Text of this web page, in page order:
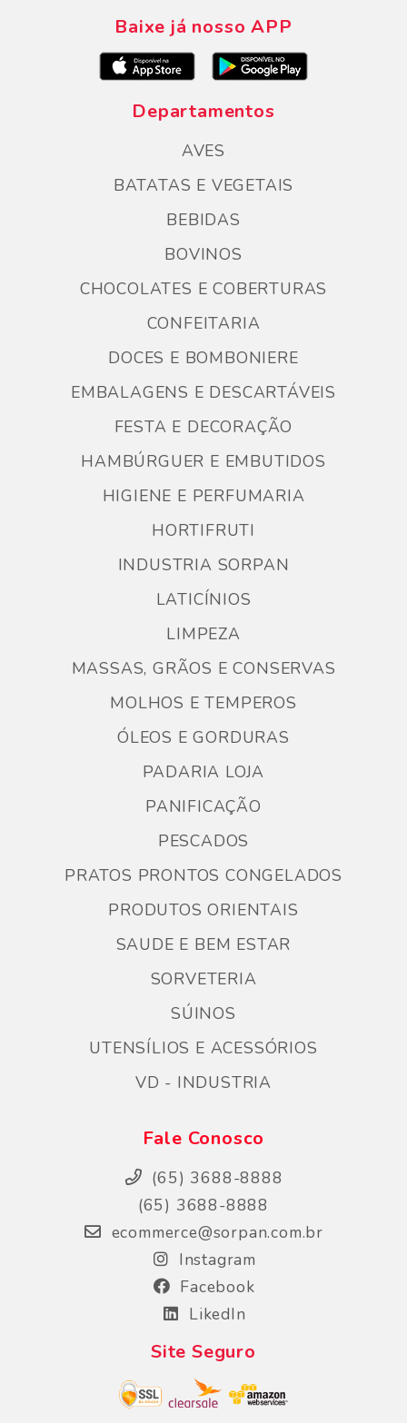
Baixe já nosso APP
Departamentos
AVES
BATATAS E VEGETAIS
BEBIDAS
BOVINOS
CHOCOLATES E COBERTURAS
CONFEITARIA
DOCES E BOMBONIERE
EMBALAGENS E DESCARTÁVEIS
FESTA E DECORAÇÃO
HAMBÚRGUER E EMBUTIDOS
HIGIENE E PERFUMARIA
HORTIFRUTI
INDUSTRIA SORPAN
LATICÍNIOS
LIMPEZA
MASSAS, GRÃOS E CONSERVAS
MOLHOS E TEMPEROS
ÓLEOS E GORDURAS
PADARIA LOJA
PANIFICAÇÃO
PESCADOS
PRATOS PRONTOS CONGELADOS
PRODUTOS ORIENTAIS
SAUDE E BEM ESTAR
SORVETERIA
SÚINOS
UTENSÍLIOS E ACESSÓRIOS
VD - INDUSTRIA
Fale Conosco
(65) 3688-8888
(65) 3688-8888
ecommerce@sorpan.com.br
Instagram
Facebook
LikedIn
Site Seguro